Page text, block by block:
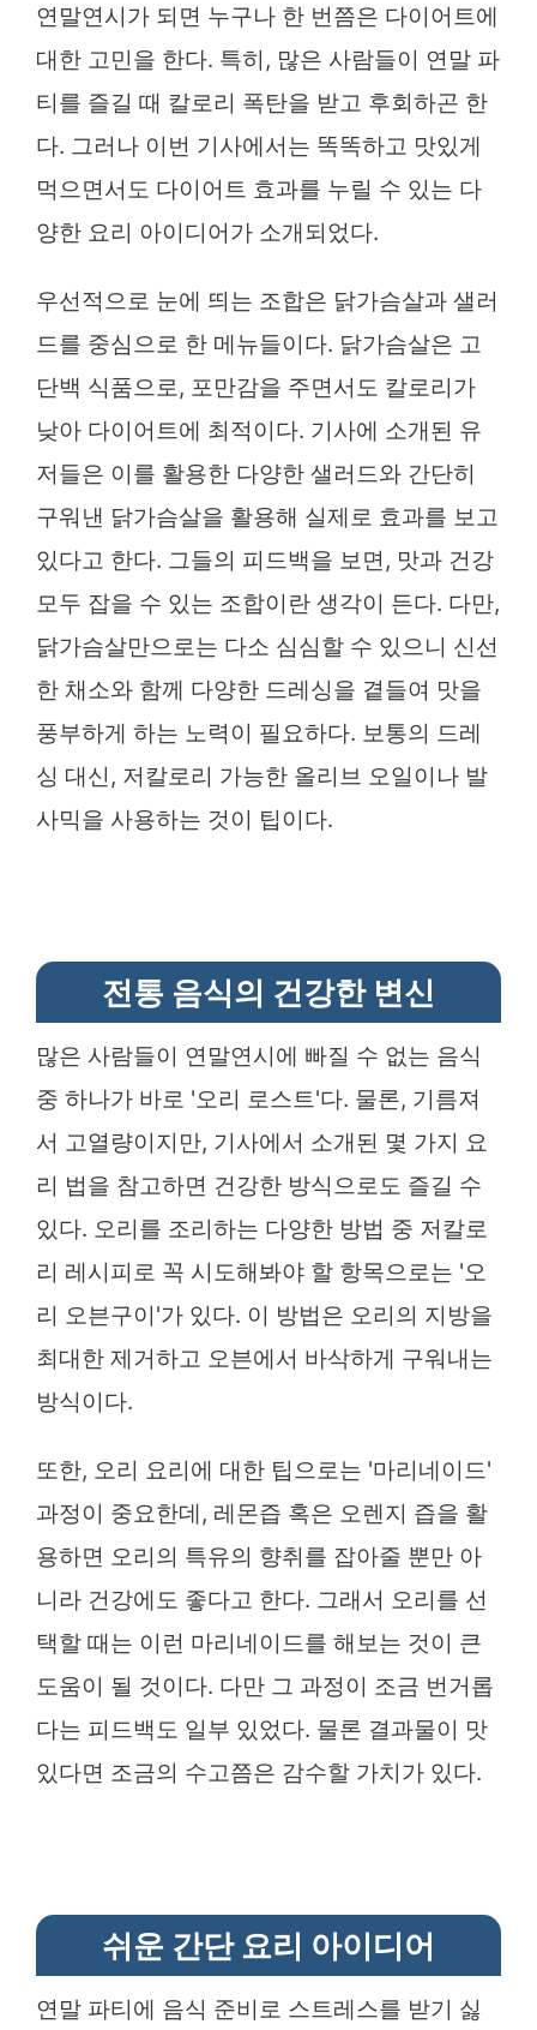
연말연시가 되면 누구나 한 번쯤은 다이어트에
대한 고민을 한다. 특히, 많은 사람들이 연말 파
티를 즐길 때 칼로리 폭탄을 받고 후회하곤 한
다. 그러나 이번 기사에서는 똑똑하고 맛있게
먹으면서도 다이어트 효과를 누릴 수 있는 다
양한 요리 아이디어가 소개되었다.
우선적으로 눈에 띄는 조합은 닭가슴살과 샐러
드를 중심으로 한 메뉴들이다. 닭가슴살은 고
단백 식품으로, 포만감을 주면서도 칼로리가
낮아 다이어트에 최적이다. 기사에 소개된 유
저들은 이를 활용한 다양한 샐러드와 간단히
구워낸 닭가슴살을 활용해 실제로 효과를 보고
있다고 한다. 그들의 피드백을 보면, 맛과 건강
모두 잡을 수 있는 조합이란 생각이 든다. 다만,
닭가슴살만으로는 다소 심심할 수 있으니 신선
한 채소와 함께 다양한 드레싱을 곁들여 맛을
풍부하게 하는 노력이 필요하다. 보통의 드레
싱 대신, 저칼로리 가능한 올리브 오일이나 발
사믹을 사용하는 것이 팁이다.
전통 음식의 건강한 변신
많은 사람들이 연말연시에 빠질 수 없는 음식
중 하나가 바로 '오리 로스트'다. 물론, 기름져
서 고열량이지만, 기사에서 소개된 몇 가지 요
리 법을 참고하면 건강한 방식으로도 즐길 수
있다. 오리를 조리하는 다양한 방법 중 저칼로
리 레시피로 꼭 시도해봐야 할 항목으로는 '오
리 오븐구이'가 있다. 이 방법은 오리의 지방을
최대한 제거하고 오븐에서 바삭하게 구워내는
방식이다.
또한, 오리 요리에 대한 팁으로는 '마리네이드'
과정이 중요한데, 레몬즙 혹은 오렌지 즙을 활
용하면 오리의 특유의 향취를 잡아줄 뿐만 아
니라 건강에도 좋다고 한다. 그래서 오리를 선
택할 때는 이런 마리네이드를 해보는 것이 큰
도움이 될 것이다. 다만 그 과정이 조금 번거롭
다는 피드백도 일부 있었다. 물론 결과물이 맛
있다면 조금의 수고쯤은 감수할 가치가 있다.
쉬운 간단 요리 아이디어
연말 파티에 음식 준비로 스트레스를 받기 싫